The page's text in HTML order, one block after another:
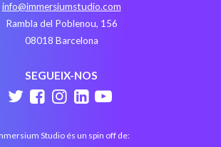
info@immersiumstudio.com
Rambla del Poblenou, 156
08018 Barcelona
SEGUEIX-NOS
Studio és un spin off de: